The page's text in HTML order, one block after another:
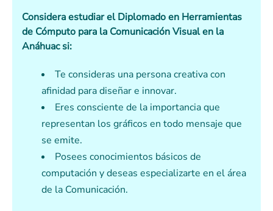
Considera estudiar elDiplomado en Herramientas
de Cómputo para la Comunicación Visual en la
Anáhuacsi:
Te consideras una persona creativa con
afinidad para diseñar e innovar.
Eres consciente de la importancia que
representan los gráficos en todo mensaje que
se emite.
Posees conocimientos básicos de
computación y deseas especializarte en el área
de la Comunicación.